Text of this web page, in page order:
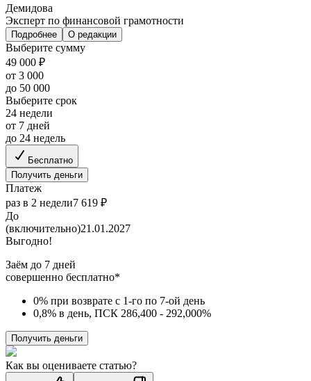
Демидова
Эксперт по финансовой грамотности
Подробнее О редакции
Выберите сумму
49 000 ₽
от 3 000
до 50 000
Выберите срок
24 недели
от 7 дней
до 24 недель
Бесплатно
Получить деньги
Платеж
раз в 2 недели7 619 ₽
До
(включительно)21.01.2027
Выгодно!
Заём до 7 дней
совершенно бесплатно*
0% при возврате с 1-го по 7-ой день
0,8% в день, ПСК 286,400 - 292,000%
Получить деньги
Как вы оцениваете статью?